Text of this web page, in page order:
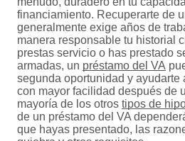
financiamiento. Recuperarte de
generalmente exige años de
manera responsable tu historial
prestas servicio o has prestado
armadas, un préstamo del VA
segunda oportunidad y ayudarte
con mayor facilidad después de
mayoría de los otros tipos de
de un préstamo del VA
que hayas presentado, las